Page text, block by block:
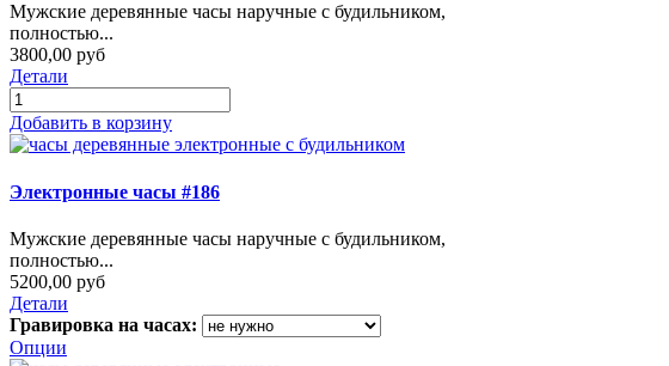
Мужские деревянные часы наручные с будильником,
полностью...
3800,00 руб
Детали
Добавить в корзину
Электронные часы #186
Мужские деревянные часы наручные с будильником,
полностью...
5200,00 руб
Детали
Гравировка на часах:
Опции